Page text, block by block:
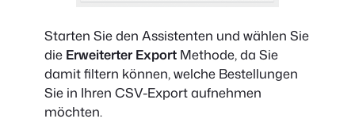
Starten Sie den Assistenten und wählen Sie
die Erweiterter Export Methode, da Sie
damit filtern können, welche Bestellungen
Sie in Ihren CSV-Export aufnehmen
möchten.